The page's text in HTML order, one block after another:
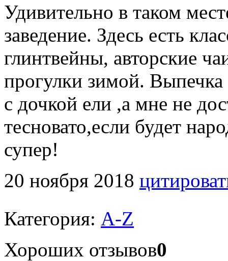
Удивительно в таком
заведение. Здесь есть
глинтвейны, авторские
прогулки зимой.
с дочкой ели ,а мне не
тесновато,если будет
супер!
20 ноября 2018
Категория: A-Z
Хороших отзывов0